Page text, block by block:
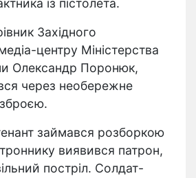
із пістолета.
Західного
центру Міністерства
Олександр Поронюк,
через необережне
займався розборкою
виявився патрон,
постріл. Солдат-